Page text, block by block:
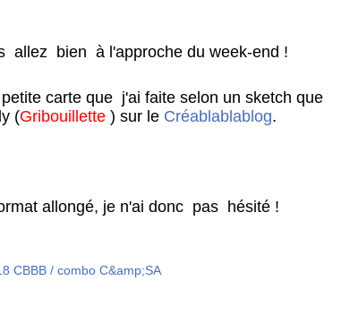
allez bien à l'approche du week-end !
carte que j'ai faite selon un sketch que
(Gribouillette ) sur le Créablablablog.
allongé, je n'ai donc pas hésité !